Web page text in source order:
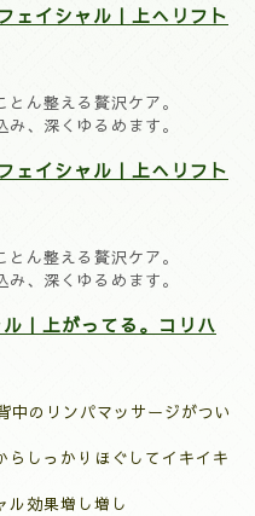
ェイシャル｜上へリフト
ん整える贅沢ケア。
、深くゆるめます。
ェイシャル｜上へリフト
ん整える贅沢ケア。
、深くゆるめます。
｜上がってる。コリハ
中のリンパマッサージがつい
らしっかりほぐしてイキイキ
効果増し増し